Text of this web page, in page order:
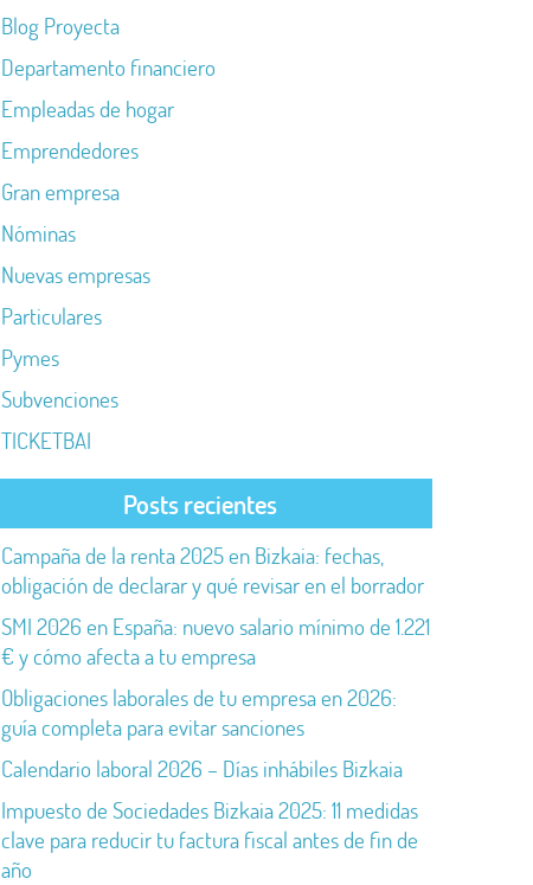
Blog Proyecta
Departamento financiero
Empleadas de hogar
Emprendedores
Gran empresa
Nóminas
Nuevas empresas
Particulares
Pymes
Subvenciones
TICKETBAI
Posts recientes
Campaña de la renta 2025 en Bizkaia: fechas,
obligación de declarar y qué revisar en el borrador
SMI 2026 en España: nuevo salario mínimo de 1.221
€ y cómo afecta a tu empresa
Obligaciones laborales de tu empresa en 2026:
guía completa para evitar sanciones
Calendario laboral 2026 – Días inhábiles Bizkaia
Impuesto de Sociedades Bizkaia 2025: 11 medidas
clave para reducir tu factura fiscal antes de fin de
año